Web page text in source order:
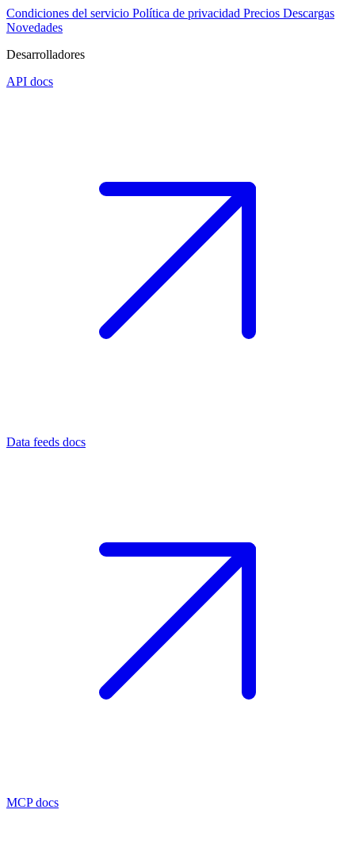
Condiciones del servicio Política de privacidad Precios Descargas
Novedades
Desarrolladores
API docs
Data feeds docs
MCP docs